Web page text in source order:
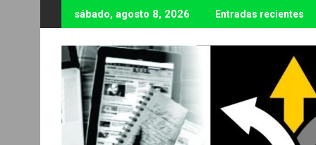
al
contenido
sábado, agosto 8, 2026 Entradas recientes